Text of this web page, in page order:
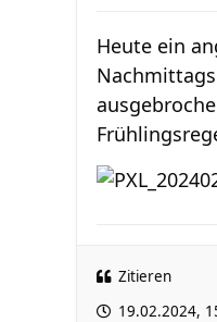
Heute ein
Zitieren
19.02.2024,